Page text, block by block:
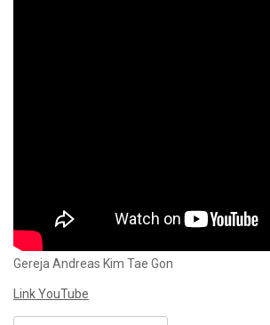
Gereja Andreas Kim Tae Gon
Link YouTube